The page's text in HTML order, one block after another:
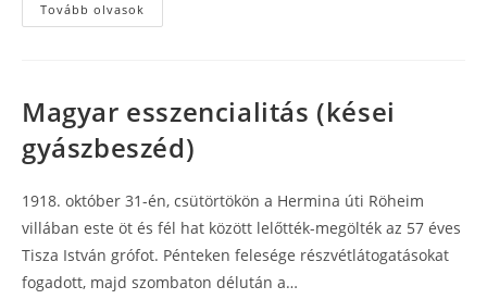
Tovább olvasok
Magyar esszencialitás (kései
gyászbeszéd)
1918. október 31-én, csütörtökön a Hermina úti Röheim
villában este öt és fél hat között lelőtték-megölték az 57 éves
Tisza István grófot. Pénteken felesége részvétlátogatásokat
fogadott, majd szombaton délután a…